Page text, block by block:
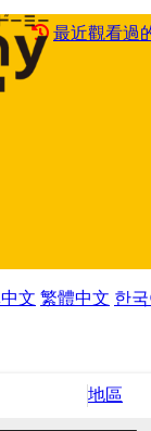
最近觀看過
文 繁體中文 한국
地區